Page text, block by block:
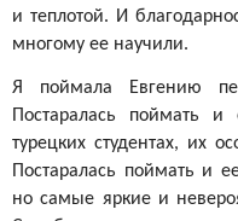
и теплотой. И
многому ее научили.
Я поймала Евгению
Постаралась поймать
турецких студентах, их
Постаралась поймать и
но самые яркие и